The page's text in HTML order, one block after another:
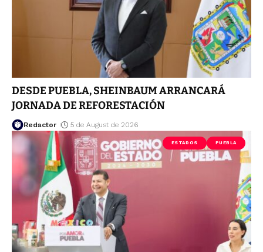
DESDE PUEBLA, SHEINBAUM ARRANCARÁ
JORNADA DE REFORESTACIÓN
Redactor 5 de August de 2026
ESTADOS PUEBLA